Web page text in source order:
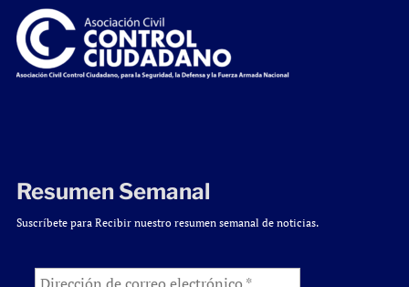
Resumen Semanal
Suscríbete para Recibir nuestro resumen semanal de noticias.